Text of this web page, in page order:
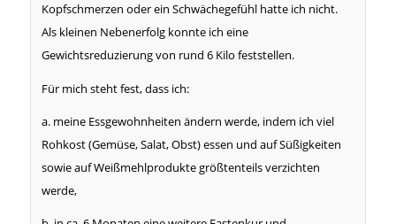
Kopfschmerzen oder ein Schwächegefühl hatte ich nicht.
Als kleinen Nebenerfolg konnte ich eine
Gewichtsreduzierung von rund 6 Kilo feststellen.
Für mich steht fest, dass ich:
a. meine Essgewohnheiten ändern werde, indem ich viel
Rohkost (Gemüse, Salat, Obst) essen und auf Süßigkeiten
sowie auf Weißmehlprodukte größtenteils verzichten
werde,